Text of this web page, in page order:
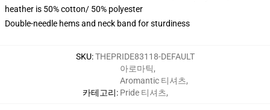
heather is 50% cotton/ 50% polyester
Double-needle hems and neck band for sturdiness
SKU:THEPRIDE83118-DEFAULT
카테고리:
아로마틱,
Aromantic 티셔츠,
Pride 티셔츠,